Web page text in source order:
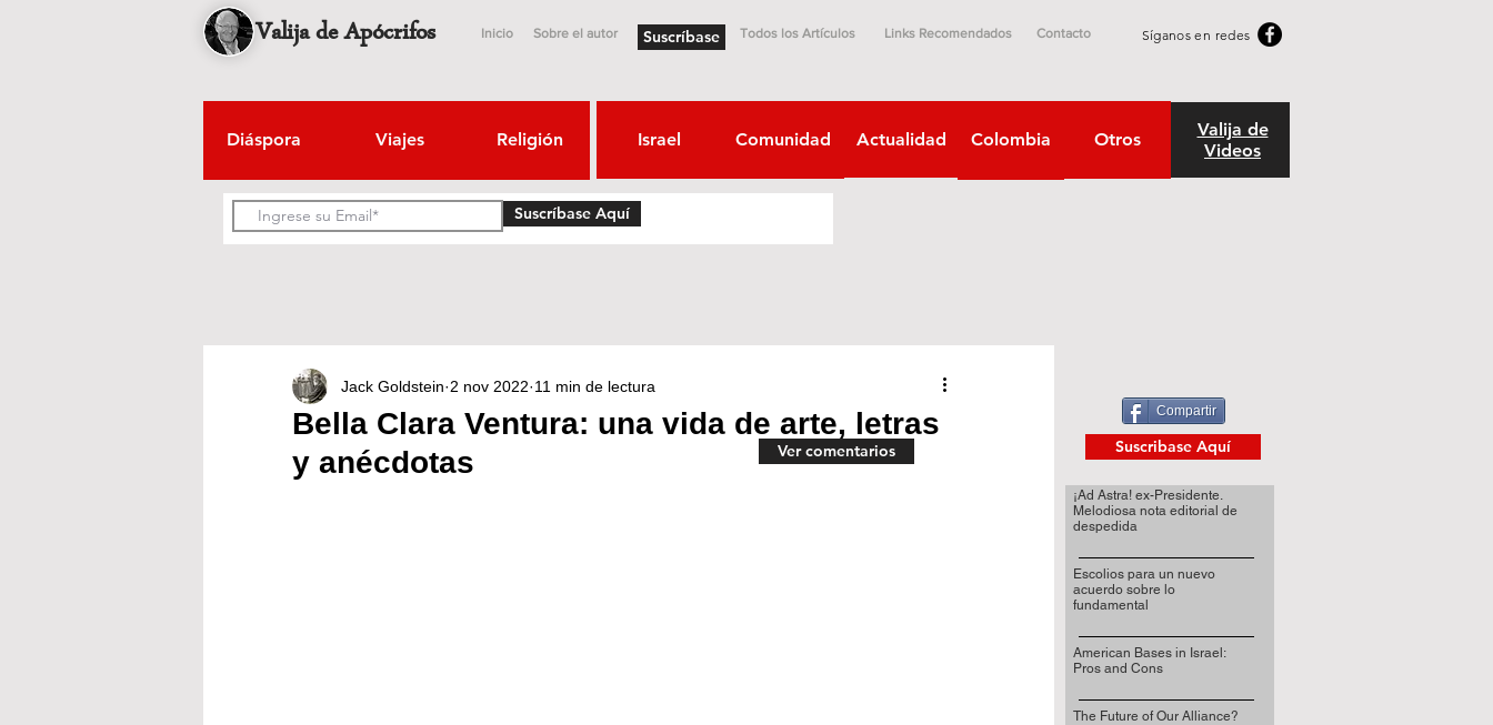
Valija de Apócrifos Inicio Sobre el autor Suscríbase Todos los Artículos Links Recomendados Contacto Síganos en redes
Diáspora Viajes Religión Israel Comunidad Actualidad Colombia Otros
Valija de
Videos
Suscríbase Aquí
Bella Clara Ventura: una vida de arte, letras
y anécdotas
Jack Goldstein 2 nov 2022 11 min de lectura
Ver comentarios
Compartir
Suscribase Aquí
¡Ad Astra! ex-Presidente.
Melodiosa nota editorial de
despedida
Escolios para un nuevo
acuerdo sobre lo
fundamental
American Bases in Israel:
Pros and Cons
The Future of Our Alliance?